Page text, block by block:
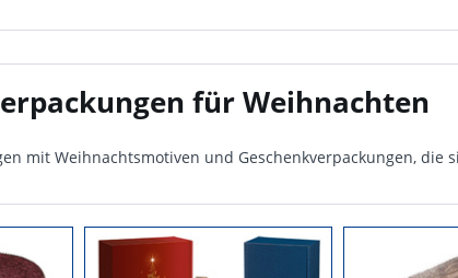
für Weihnachten
mit Weihnachtsmotiven und Geschenkverpackungen, die